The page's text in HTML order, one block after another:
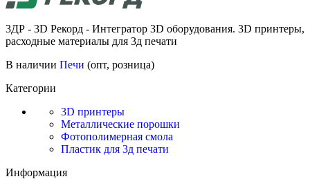
3ДР - 3D Рекорд - Интегратор 3D оборудования. 3D принтеры,
расходные материалы для 3д печати
В наличии Печи (опт, розница)
Категории
3D принтеры
Металлические порошки
Фотополимерная смола
Пластик для 3д печати
Информация